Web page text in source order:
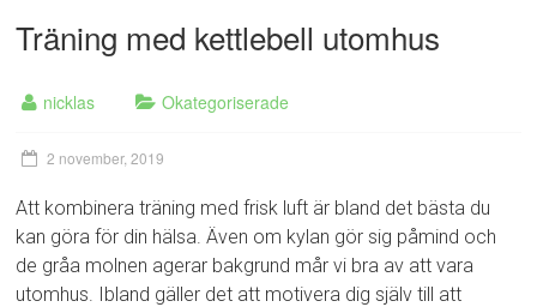
Träning med kettlebell utomhus
nicklas Okategoriserade
2 november, 2019
Att kombinera träning med frisk luft är bland det bästa du
kan göra för din hälsa. Även om kylan gör sig påmind och
de gråa molnen agerar bakgrund mår vi bra av att vara
utomhus. Ibland gäller det att motivera dig själv till att